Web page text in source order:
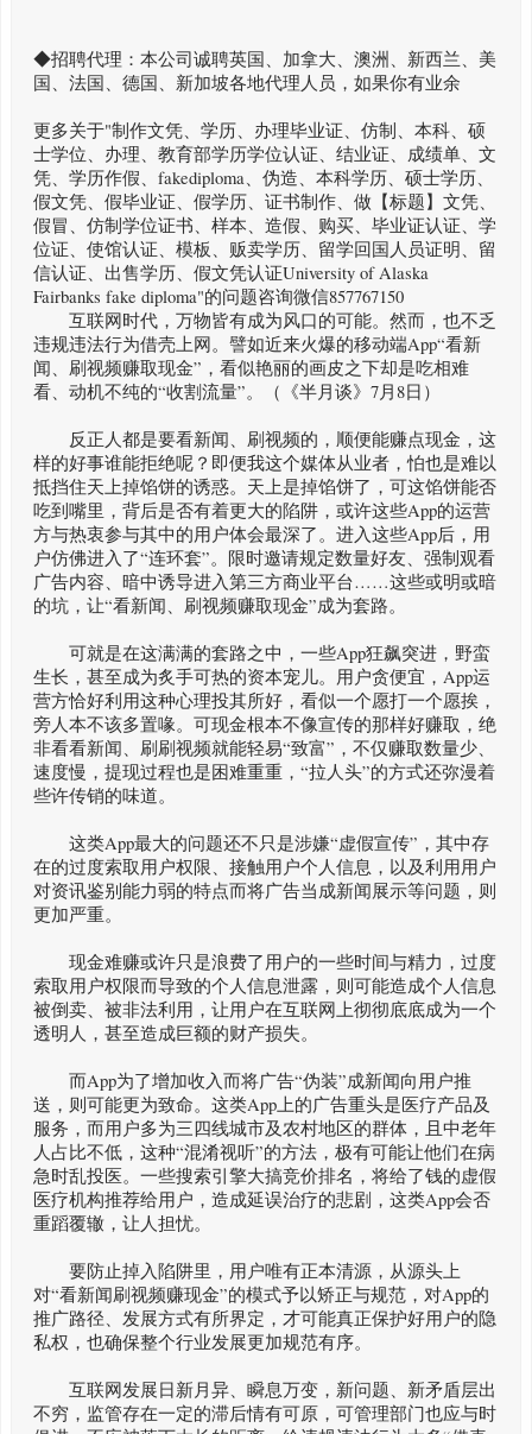
◆招聘代理：本公司诚聘英国、加拿大、澳洲、新西兰、美
国、法国、德国、新加坡各地代理人员，如果你有业余
更多关于"制作文凭、学历、办理毕业证、仿制、本科、硕
士学位、办理、教育部学历学位认证、结业证、成绩单、文
凭、学历作假、fakediploma、伪造、本科学历、硕士学历、
假文凭、假毕业证、假学历、证书制作、做【标题】文凭、
假冒、仿制学位证书、样本、造假、购买、毕业证认证、学
位证、使馆认证、模板、贩卖学历、留学回国人员证明、留
信认证、出售学历、假文凭认证University of Alaska
Fairbanks fake diploma"的问题咨询微信857767150
互联网时代，万物皆有成为风口的可能。然而，也不乏
违规违法行为借壳上网。譬如近来火爆的移动端App“看新
闻、刷视频赚取现金”，看似艳丽的画皮之下却是吃相难
看、动机不纯的“收割流量”。（《半月谈》7月8日）
反正人都是要看新闻、刷视频的，顺便能赚点现金，这
样的好事谁能拒绝呢？即便我这个媒体从业者，怕也是难以
抵挡住天上掉馅饼的诱惑。天上是掉馅饼了，可这馅饼能否
吃到嘴里，背后是否有着更大的陷阱，或许这些App的运营
方与热衷参与其中的用户体会最深了。进入这些App后，用
户仿佛进入了“连环套”。限时邀请规定数量好友、强制观看
广告内容、暗中诱导进入第三方商业平台……这些或明或暗
的坑，让“看新闻、刷视频赚取现金”成为套路。
可就是在这满满的套路之中，一些App狂飙突进，野蛮
生长，甚至成为炙手可热的资本宠儿。用户贪便宜，App运
营方恰好利用这种心理投其所好，看似一个愿打一个愿挨，
旁人本不该多置喙。可现金根本不像宣传的那样好赚取，绝
非看看新闻、刷刷视频就能轻易“致富”，不仅赚取数量少、
速度慢，提现过程也是困难重重，“拉人头”的方式还弥漫着
些许传销的味道。
这类App最大的问题还不只是涉嫌“虚假宣传”，其中存
在的过度索取用户权限、接触用户个人信息，以及利用用户
对资讯鉴别能力弱的特点而将广告当成新闻展示等问题，则
更加严重。
现金难赚或许只是浪费了用户的一些时间与精力，过度
索取用户权限而导致的个人信息泄露，则可能造成个人信息
被倒卖、被非法利用，让用户在互联网上彻彻底底成为一个
透明人，甚至造成巨额的财产损失。
而App为了增加收入而将广告“伪装”成新闻向用户推
送，则可能更为致命。这类App上的广告重头是医疗产品及
服务，而用户多为三四线城市及农村地区的群体，且中老年
人占比不低，这种“混淆视听”的方法，极有可能让他们在病
急时乱投医。一些搜索引擎大搞竞价排名，将给了钱的虚假
医疗机构推荐给用户，造成延误治疗的悲剧，这类App会否
重蹈覆辙，让人担忧。
要防止掉入陷阱里，用户唯有正本清源，从源头上
对“看新闻刷视频赚现金”的模式予以矫正与规范，对App的
推广路径、发展方式有所界定，才可能真正保护好用户的隐
私权，也确保整个行业发展更加规范有序。
互联网发展日新月异、瞬息万变，新问题、新矛盾层出
不穷，监管存在一定的滞后情有可原，可管理部门也应与时